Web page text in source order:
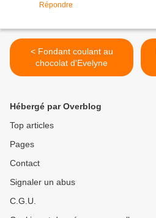
Répondre
< Fondant coulant au
chocolat d'Evelyne
Hébergé par Overblog
Top articles
Pages
Contact
Signaler un abus
C.G.U.